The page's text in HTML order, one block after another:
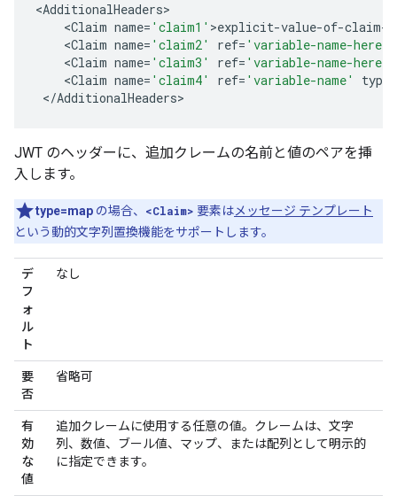
<AdditionalHeaders
<Claim name= 'claim1' >explicit-value-of-claim-
<Claim name= 'claim2' ref= 'variable-name-here'
<Claim name= 'claim3' ref= 'variable-name-here'
<Claim name= 'claim4' ref= 'variable-name' type
</AdditionalHeaders>
JWT のヘッダーに、追加クレームの名前と値のペアを挿
入します。
type=map の場合、 <Claim> 要素はメッセージ テンプレート
という動的文字列置換機能をサポートします。
デ
フ
ォ
ル
ト
なし
要
否
省略可
有
効
な
値
追加クレームに使用する任意の値。クレームは、文字
列、数値、ブール値、マップ、または配列として明示的
に指定できます。